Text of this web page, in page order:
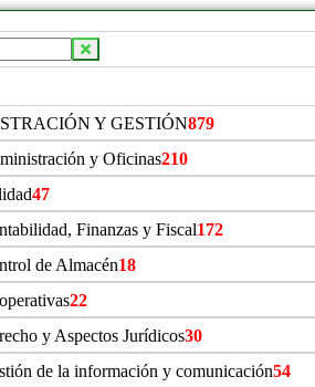
Y GESTIÓN879
y Oficinas210
47
Finanzas y Fiscal172
de Almacén18
22
y Aspectos Jurídicos30
de la información y comunicación54